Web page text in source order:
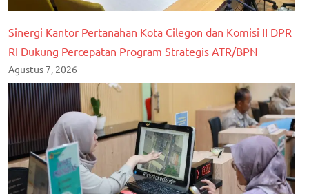
Sinergi Kantor Pertanahan Kota Cilegon dan Komisi II DPR
RI Dukung Percepatan Program Strategis ATR/BPN
Agustus 7, 2026